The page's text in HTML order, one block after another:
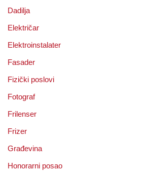
Dadilja
Električar
Elektroinstalater
Fasader
Fizički poslovi
Fotograf
Frilenser
Frizer
Građevina
Honorarni posao